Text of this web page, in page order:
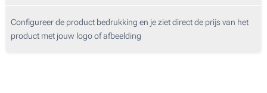
250
Configureer de product bedrukking en je ziet direct de prijs van het
product met jouw logo of afbeelding